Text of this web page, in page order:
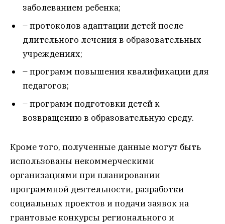
заболеванием ребенка;
– протоколов адаптации детей после
длительного лечения в образовательных
учреждениях;
– программ повышения квалификации для
педагогов;
– программ подготовки детей к
возвращению в образовательную среду.
Кроме того, полученные данные могут быть
использованы некоммерческими
организациями при планировании
программной деятельности, разработки
социальных проектов и подачи заявок на
грантовые конкурсы регионального и